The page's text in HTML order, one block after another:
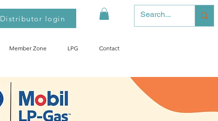
Distributor login
Member Zone LPG Contact